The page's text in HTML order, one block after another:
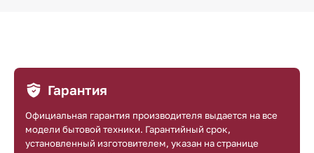
Гарантия
Официальная гарантия производителя выдается на все
модели бытовой техники. Гарантийный срок,
установленный изготовителем, указан на странице